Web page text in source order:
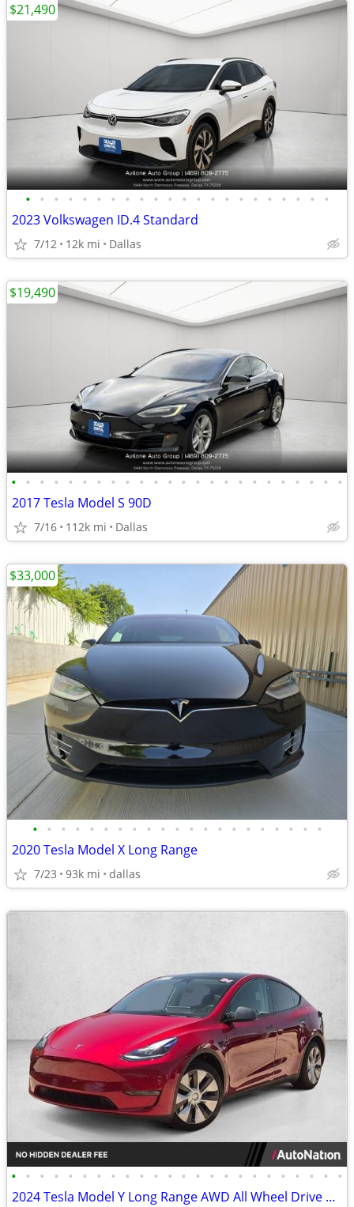
• • • • • • • • • • • • • • • • • • • • • •
2023 Volkswagen ID.4 Standard
7/12 12k mi Dallas
$21,490
• • • • • • • • • • • • • • • • • • • • • • • •
2017 Tesla Model S 90D
7/16 112k mi Dallas
$19,490
• • • • • • • • • • • • • • • • • • • • •
2020 Tesla Model X Long Range
7/23 93k mi dallas
$33,000
• • • • • • • • • • • • • • • • • • • • • • • •
2024 Tesla Model Y Long Range AWD All Wheel Drive SUV Electric AUTONATION